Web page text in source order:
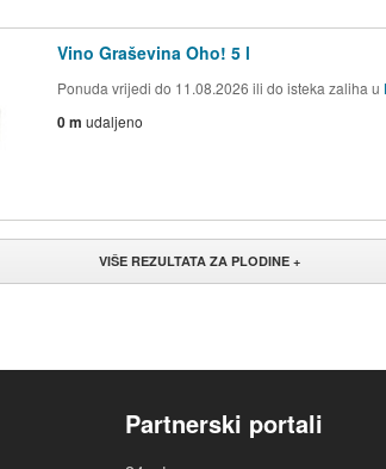
Vino Graševina Oho! 5 l
Ponuda vrijedi do 11.08.2026 ili do isteka zaliha u
0 m udaljeno
VIŠE REZULTATA ZA PLODINE +
Partnerski portali